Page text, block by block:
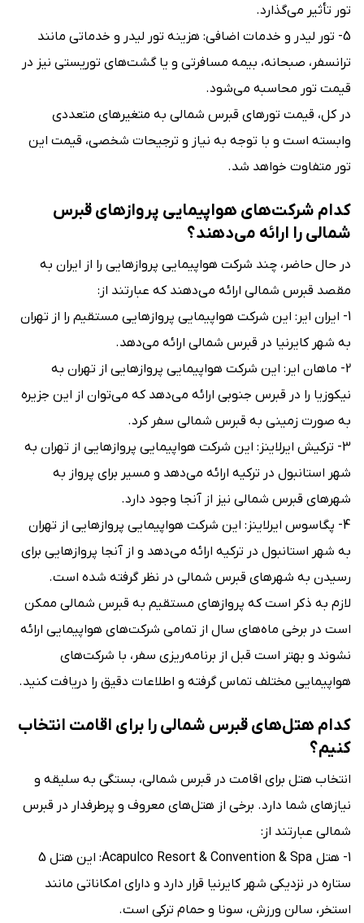
تور تأثیر می‌گذارد.
5- تور لیدر و خدمات اضافی: هزینه تور لیدر و خدماتی مانند
ترانسفر، صبحانه، بیمه مسافرتی و یا گشت‌های توریستی نیز در
قیمت تور محاسبه می‌شود.
در کل، قیمت تورهای قبرس شمالی به متغیرهای متعددی
وابسته است و با توجه به نیاز و ترجیحات شخصی، قیمت این
تور متفاوت خواهد شد.
کدام شرکت‌های هواپیمایی پروازهای قبرس
شمالی را ارائه می‌دهند؟
در حال حاضر، چند شرکت هواپیمایی پروازهایی را از ایران به
مقصد قبرس شمالی ارائه می‌دهند که عبارتند از:
1- ایران ایر: این شرکت هواپیمایی پروازهایی مستقیم را از تهران
به شهر کایرنیا در قبرس شمالی ارائه می‌دهد.
2- ماهان ایر: این شرکت هواپیمایی پروازهایی از تهران به
نیکوزیا را در قبرس جنوبی ارائه می‌دهد که می‌توان از این جزیره
به صورت زمینی به قبرس شمالی سفر کرد.
3- ترکیش ایرلاینز: این شرکت هواپیمایی پروازهایی از تهران به
شهر استانبول در ترکیه ارائه می‌دهد و مسیر برای پرواز به
شهرهای قبرس شمالی نیز از آنجا وجود دارد.
4- پگاسوس ایرلاینز: این شرکت هواپیمایی پروازهایی از تهران
به شهر استانبول در ترکیه ارائه می‌دهد و از آنجا پروازهایی برای
رسیدن به شهرهای قبرس شمالی در نظر گرفته شده است.
لازم به ذکر است که پروازهای مستقیم به قبرس شمالی ممکن
است در برخی ماه‌های سال از تمامی شرکت‌های هواپیمایی ارائه
نشوند و بهتر است قبل از برنامه‌ریزی سفر، با شرکت‌های
هواپیمایی مختلف تماس گرفته و اطلاعات دقیق را دریافت کنید.
کدام هتل‌های قبرس شمالی را برای اقامت انتخاب
کنیم؟
انتخاب هتل برای اقامت در قبرس شمالی، بستگی به سلیقه و
نیازهای شما دارد. برخی از هتل‌های معروف و پرطرفدار در قبرس
شمالی عبارتند از:
1- هتل Acapulco Resort & Convention & Spa: این هتل 5
ستاره در نزدیکی شهر کایرنیا قرار دارد و دارای امکاناتی مانند
استخر، سالن ورزش، سونا و حمام ترکی است.